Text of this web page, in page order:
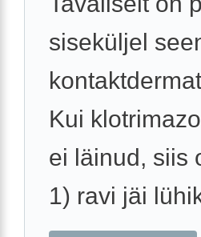
siseküljel
Kui
ei läinud, siis
1) ravi jäi